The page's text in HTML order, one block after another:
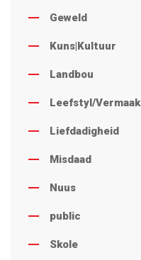
Geweld
Kuns|Kultuur
Landbou
Leefstyl/Vermaak
Liefdadigheid
Misdaad
Nuus
public
Skole